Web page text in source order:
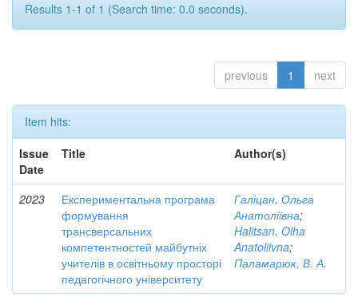
Results 1-1 of 1 (Search time: 0.0 seconds).
previous 1 next
Item hits:
Issue
Date
Title Author(s)
2023
Експериментальна програма
формування
трансверсальних
компетентностей майбутніх
учителів в освітньому просторі
педагогічного університету
Галіцан, Ольга
Анатоліївна;
Halitsan, Olha
Anatoliivna;
Паламарюк, В. А.